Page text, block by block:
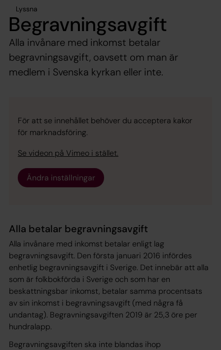
Lyssna
Begravningsavgift
Alla invånare med inkomst betalar
begravningsavgift, oavsett om man är
medlem i Svenska kyrkan eller inte.
För att se innehållet behöver du acceptera kakor
för marknadsföring.
Se videon på Vimeo i stället.
Ändra inställningar
Alla betalar begravningsavgift
Alla invånare med inkomst betalar enligt lag
begravningsavgift. Den första januari 2016 infördes
enhetlig begravningsavgift i Sverige. Det innebär att alla
som är folkbokförda i Sverige och som har en
beskattningsbar inkomst, betalar samma procentsats
av sin inkomst i begravningsavgift (med några få
undantag). Begravningsavgiften 2019 är 25,3 öre per
hundralapp.
Begravningsavgiften ska inte blandas ihop